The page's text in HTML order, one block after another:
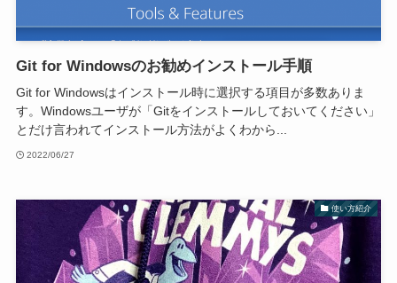
Git for Windowsのお勧めインストール手順
Git for Windowsはインストール時に選択する項目が多数ありま
す。Windowsユーザが「Gitをインストールしておいてください」
とだけ言われてインストール方法がよくわから...
2022/06/27
使い方紹介